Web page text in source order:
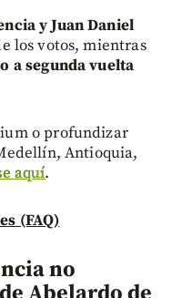
y Juan Daniel
los votos, mientras
a segunda vuelta
o profundizar
Antioquia,
aquí.
(FAQ)
no